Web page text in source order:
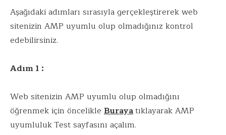
Aşağıdaki adımları sırasıyla gerçekleştirerek web
sitenizin AMP uyumlu olup olmadığınız kontrol
edebilirsiniz.
Adım 1 :
Web sitenizin AMP uyumlu olup olmadığını
öğrenmek için öncelikle Burayatıklayarak AMP
uyumluluk Test sayfasını açalım.